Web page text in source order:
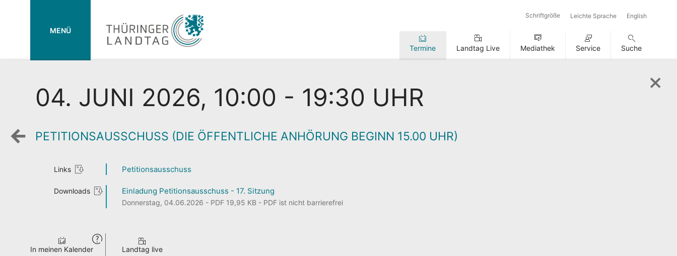
MENÜ
Schriftgröße Leichte Sprache English
Termine
Zurück
zur
04. JUNI 2026, 10:00 - 19:30 UHR
PETITIONSAUSSCHUSS (DIE ÖFFENTLICHE ANHÖRUNG BEGINN 15.00 UHR)
Links Petitionsausschuss
Downloads Einladung Petitionsausschuss - 17. Sitzung
Donnerstag, 04.06.2026 - PDF 19,95 KB - PDF ist nicht barrierefrei
In meinen Kalender
Landtag live
Landtag Live Mediathek Service Suche